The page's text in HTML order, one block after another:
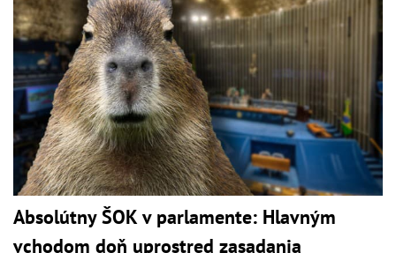
Absolútny ŠOK v parlamente: Hlavným
vchodom doň uprostred zasadania